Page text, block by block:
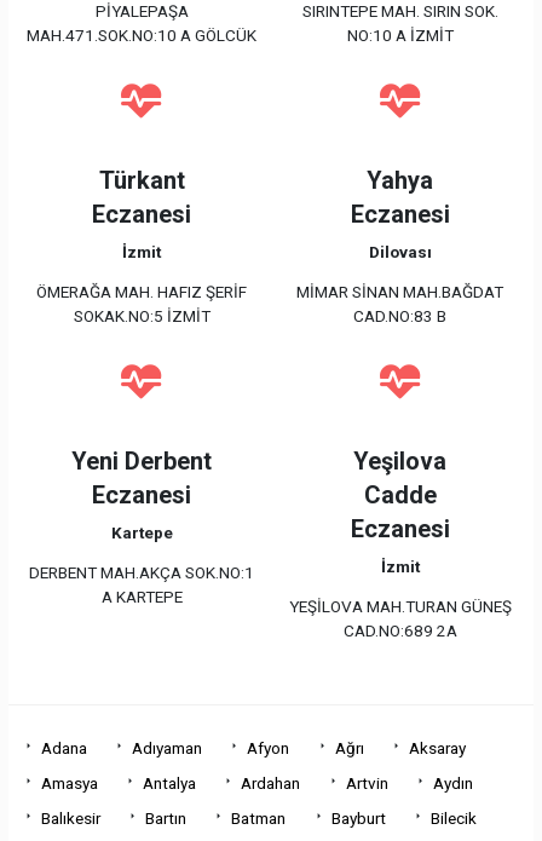
PİYALEPAŞA
MAH.471.SOK.NO:10 A GÖLCÜK
SIRINTEPE MAH. SIRIN SOK.
NO:10 A İZMİT
Türkant
Eczanesi
İzmit
ÖMERAĞA MAH. HAFIZ ŞERİF
SOKAK.NO:5 İZMİT
Yahya
Eczanesi
Dilovası
MİMAR SİNAN MAH.BAĞDAT
CAD.NO:83 B
Yeni Derbent
Eczanesi
Kartepe
DERBENT MAH.AKÇA SOK.NO:1
A KARTEPE
Yeşilova
Cadde
Eczanesi
İzmit
YEŞİLOVA MAH.TURAN GÜNEŞ
CAD.NO:689 2A
Adana Adıyaman Afyon Ağrı
Aksaray
Amasya
Antalya Ardahan Artvin
Aydın
Balıkesir
Bartın Batman Bayburt
Bilecik